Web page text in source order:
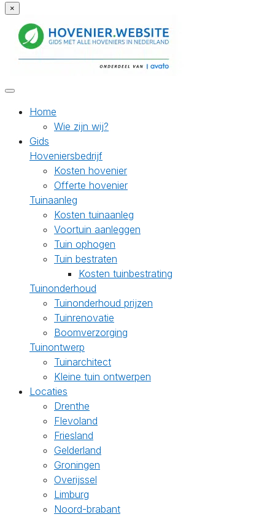
×
Home
Wie zijn wij?
Gids
Hoveniersbedrijf
Kosten hovenier
Offerte hovenier
Tuinaanleg
Kosten tuinaanleg
Voortuin aanleggen
Tuin ophogen
Tuin bestraten
Kosten tuinbestrating
Tuinonderhoud
Tuinonderhoud prijzen
Tuinrenovatie
Boomverzorging
Tuinontwerp
Tuinarchitect
Kleine tuin ontwerpen
Locaties
Drenthe
Flevoland
Friesland
Gelderland
Groningen
Overijssel
Limburg
Noord-brabant